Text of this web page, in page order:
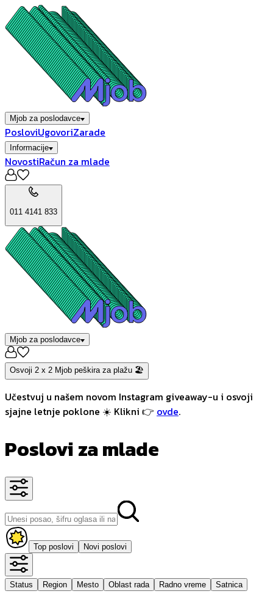
Mjob za poslodavce
PosloviUgovoriZarade
Informacije
NovostiRačun za mlade
011 4141 833
Mjob za poslodavce
Osvoji 2 x 2 Mjob peškira za plažu 🏖️
Učestvuj u našem novom Instagram giveaway-u i osvoji
sjajne letnje poklone ☀️ Klikni 👉 ovde.
Poslovi za mlade
Top poslovi Novi poslovi
Status Region Mesto Oblast rada Radno vreme Satnica